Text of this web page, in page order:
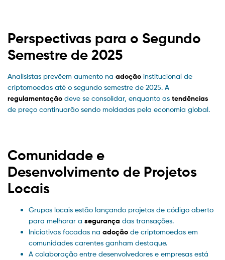
Perspectivas para o Segundo
Semestre de 2025
Analisistas prevêem aumento na adoção institucional de
criptomoedas até o segundo semestre de 2025. A
regulamentação deve se consolidar, enquanto as tendências
de preço continuarão sendo moldadas pela economia global.
Comunidade e
Desenvolvimento de Projetos
Locais
Grupos locais estão lançando projetos de código aberto
para melhorar a segurança das transações.
Iniciativas focadas na adoção de criptomoedas em
comunidades carentes ganham destaque.
A colaboração entre desenvolvedores e empresas está